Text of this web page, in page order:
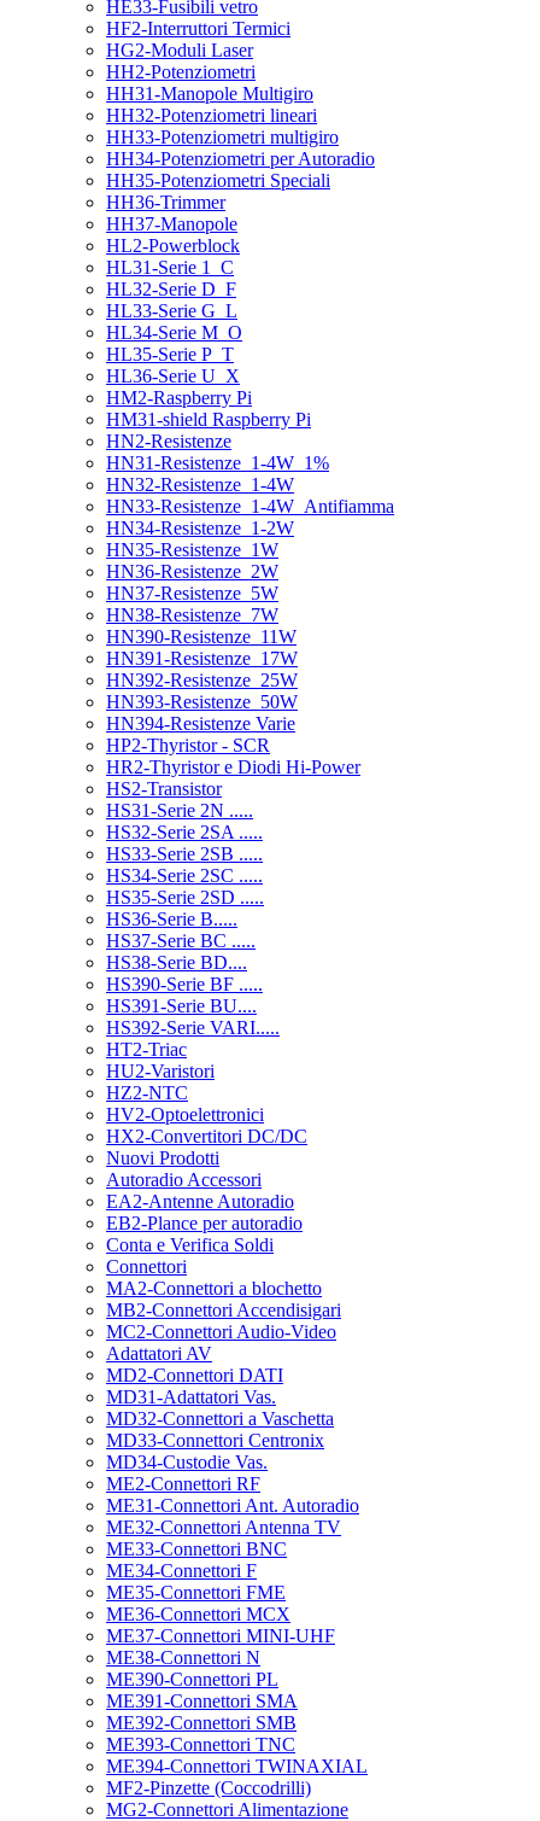
HE33-Fusibili vetro
HF2-Interruttori Termici
HG2-Moduli Laser
HH2-Potenziometri
HH31-Manopole Multigiro
HH32-Potenziometri lineari
HH33-Potenziometri multigiro
HH34-Potenziometri per Autoradio
HH35-Potenziometri Speciali
HH36-Trimmer
HH37-Manopole
HL2-Powerblock
HL31-Serie 1_C
HL32-Serie D_F
HL33-Serie G_L
HL34-Serie M_O
HL35-Serie P_T
HL36-Serie U_X
HM2-Raspberry Pi
HM31-shield Raspberry Pi
HN2-Resistenze
HN31-Resistenze_1-4W_1%
HN32-Resistenze_1-4W
HN33-Resistenze_1-4W_Antifiamma
HN34-Resistenze_1-2W
HN35-Resistenze_1W
HN36-Resistenze_2W
HN37-Resistenze_5W
HN38-Resistenze_7W
HN390-Resistenze_11W
HN391-Resistenze_17W
HN392-Resistenze_25W
HN393-Resistenze_50W
HN394-Resistenze Varie
HP2-Thyristor - SCR
HR2-Thyristor e Diodi Hi-Power
HS2-Transistor
HS31-Serie 2N .....
HS32-Serie 2SA .....
HS33-Serie 2SB .....
HS34-Serie 2SC .....
HS35-Serie 2SD .....
HS36-Serie B.....
HS37-Serie BC .....
HS38-Serie BD....
HS390-Serie BF .....
HS391-Serie BU....
HS392-Serie VARI.....
HT2-Triac
HU2-Varistori
HZ2-NTC
HV2-Optoelettronici
HX2-Convertitori DC/DC
Nuovi Prodotti
Autoradio Accessori
EA2-Antenne Autoradio
EB2-Plance per autoradio
Conta e Verifica Soldi
Connettori
MA2-Connettori a blochetto
MB2-Connettori Accendisigari
MC2-Connettori Audio-Video
Adattatori AV
MD2-Connettori DATI
MD31-Adattatori Vas.
MD32-Connettori a Vaschetta
MD33-Connettori Centronix
MD34-Custodie Vas.
ME2-Connettori RF
ME31-Connettori Ant. Autoradio
ME32-Connettori Antenna TV
ME33-Connettori BNC
ME34-Connettori F
ME35-Connettori FME
ME36-Connettori MCX
ME37-Connettori MINI-UHF
ME38-Connettori N
ME390-Connettori PL
ME391-Connettori SMA
ME392-Connettori SMB
ME393-Connettori TNC
ME394-Connettori TWINAXIAL
MF2-Pinzette (Coccodrilli)
MG2-Connettori Alimentazione